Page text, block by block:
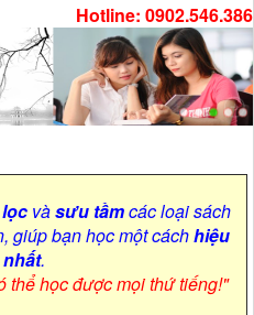
Hotline: 0902.546.386
vàsưu tầmcác loại sách
giúp bạn học một cáchhiệu
.
thể học được mọi thứ tiếng!"